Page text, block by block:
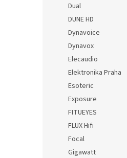
Dual
DUNE HD
Dynavoice
Dynavox
Elecaudio
Elektronika Praha
Esoteric
Exposure
FITUEYES
FLUX Hifi
Focal
Gigawatt